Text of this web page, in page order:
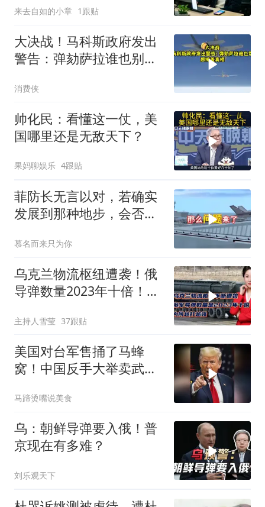
来去自如的小章 1跟贴
大决战！马科斯政府发出
警告：弹劾萨拉谁也别想
消费侠
帅化民：看懂这一仗，美
国哪里还是无敌天下？
果妈聊娱乐 4跟贴
菲防长无言以对，若确实
发展到那种地步，会否上
慕名而来只为你
乌克兰物流枢纽遭袭！俄
导弹数量2023年十倍！为
主持人雪莹 37跟贴
美国对台军售捅了马蜂
窝！中国反手大举卖武
马蹄烫嘴说美食
乌：朝鲜导弹要入俄！普
京现在有多难？
刘乐观天下